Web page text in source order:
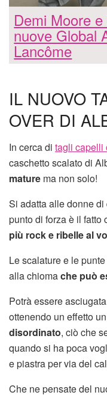
Demi Moore
nuove Global
Lancôme
IL NUOVO
OVER DI
In cerca di tagli capelli
caschetto scalato di
mature ma non solo!
Si adatta alle donne
punto di forza è il fatto
più rock e ribelle al
Le scalature e le
alla chiomache può
Potrà essere
ottenendo un effetto un
disordinato, ciò che
quando si ha poca
e piastra per via del
Che ne pensate del